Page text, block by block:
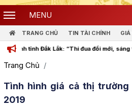
MENU
TRANG CHỦ TIN TÀI CHÍNH
tỉnh Đắk Lắk: “Thi đua đổi mới, sáng tạo,
Trang Chủ
Tình hình giá cả thị trường
2019